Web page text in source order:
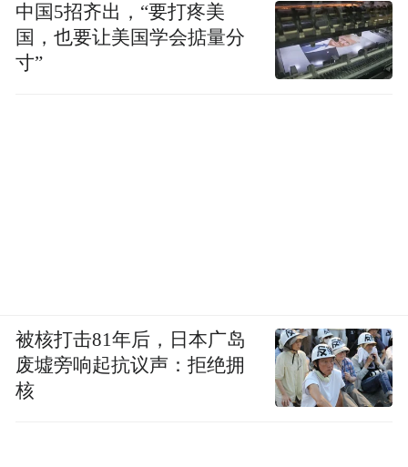
中国5招齐出，“要打疼美
国，也要让美国学会掂量分
寸”
被核打击81年后，日本广岛
废墟旁响起抗议声：拒绝拥
核